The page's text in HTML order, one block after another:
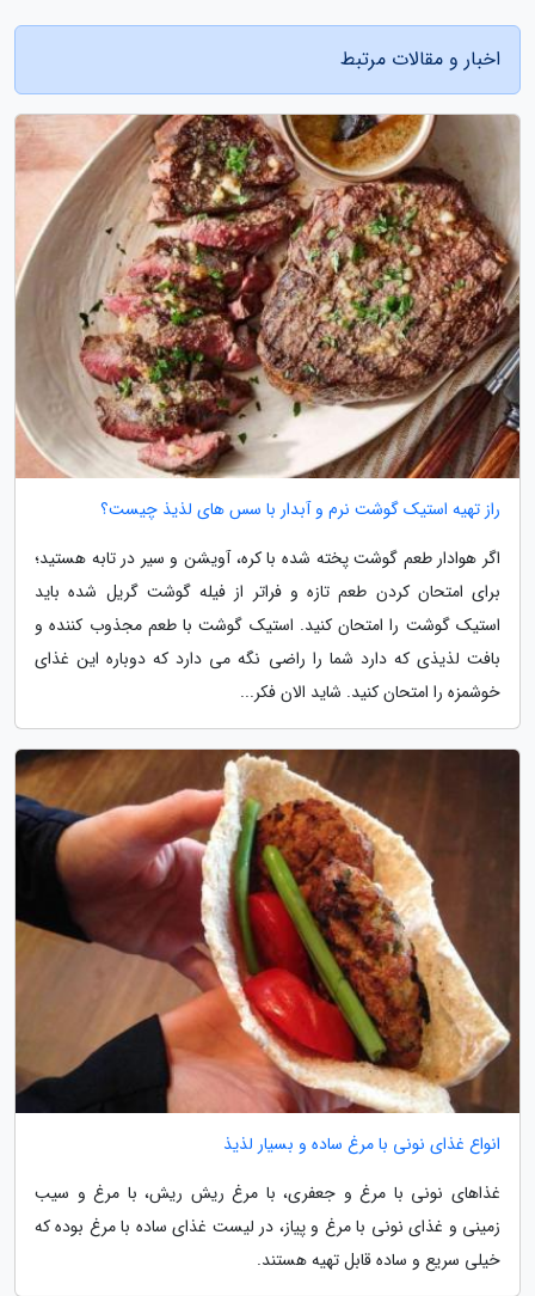
اخبار و مقالات مرتبط
راز تهیه استیک گوشت نرم و آبدار با سس های لذیذ چیست؟
اگر هوادار طعم گوشت پخته شده با کره، آویشن و سیر در تابه هستید؛
برای امتحان کردن طعم تازه و فراتر از فیله گوشت گریل شده باید
استیک گوشت را امتحان کنید. استیک گوشت با طعم مجذوب کننده و
بافت لذیذی که دارد شما را راضی نگه می دارد که دوباره این غذای
خوشمزه را امتحان کنید. شاید الان فکر...
انواع غذای نونی با مرغ ساده و بسیار لذیذ
غذاهای نونی با مرغ و جعفری، با مرغ ریش ریش، با مرغ و سیب
زمینی و غذای نونی با مرغ و پیاز، در لیست غذای ساده با مرغ بوده که
خیلی سریع و ساده قابل تهیه هستند.